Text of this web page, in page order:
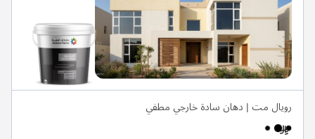
رويال مت | دهان سادة خارجي مطفي